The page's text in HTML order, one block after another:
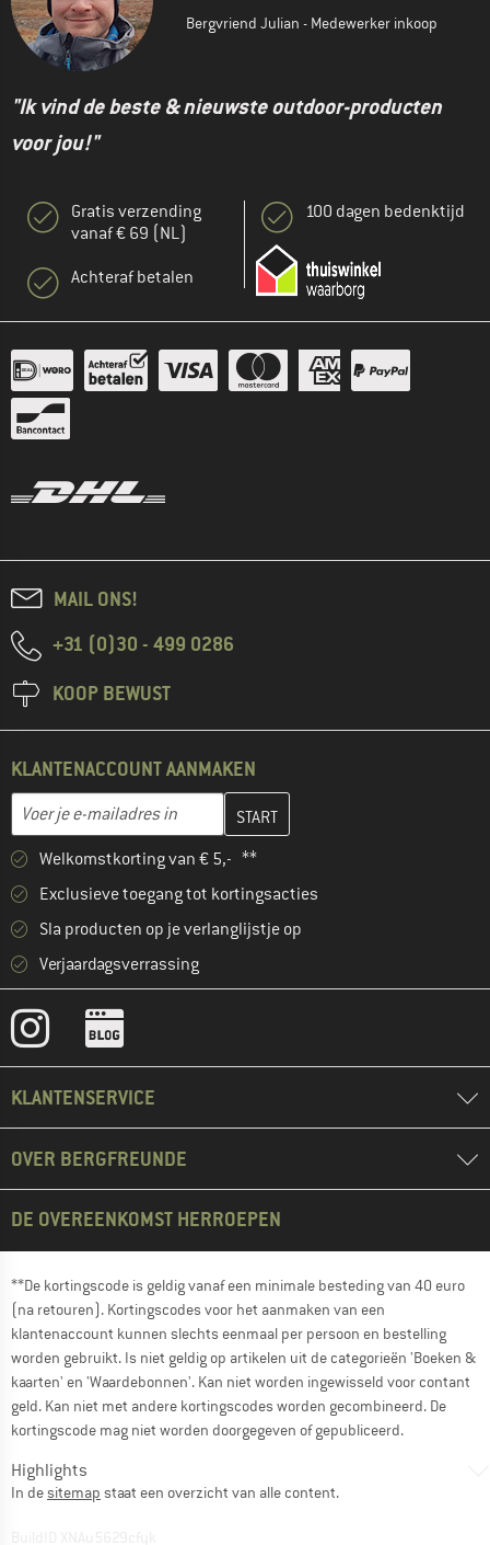
Bergvriend Julian - Medewerker inkoop
"Ik vind de beste & nieuwste outdoor-producten
voor jou!"
Gratis verzending
vanaf € 69 (NL)
Achteraf betalen
100 dagen bedenktijd
MAIL ONS!
+31 (0)30 - 499 0286
KOOP BEWUST
KLANTENACCOUNT AANMAKEN
E-mailadres
Vul je e-mailadres hier in en maak in de volgende stap je
Welkomstkorting van € 5,- **
Exclusieve toegang tot kortingsacties
Sla producten op je verlanglijstje op
Verjaardagsverrassing
KLANTENSERVICE
OVER BERGFREUNDE
DE OVEREENKOMST HERROEPEN
**De kortingscode is geldig vanaf een minimale besteding van 40 euro
(na retouren). Kortingscodes voor het aanmaken van een
klantenaccount kunnen slechts eenmaal per persoon en bestelling
worden gebruikt. Is niet geldig op artikelen uit de categorieën 'Boeken &
kaarten' en 'Waardebonnen'. Kan niet worden ingewisseld voor contant
geld. Kan niet met andere kortingscodes worden gecombineerd. De
kortingscode mag niet worden doorgegeven of gepubliceerd.
Highlights
In desitemap staat een overzicht van alle content.